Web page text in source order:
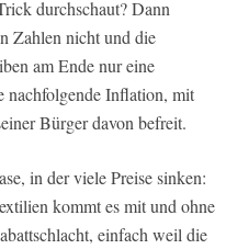
durchschaut? Dann
Zahlen nicht und die
am Ende nur eine
nachfolgende Inflation, mit
Bürger davon befreit.
in der viele Preise sinken:
kommt es mit und ohne
einfach weil die